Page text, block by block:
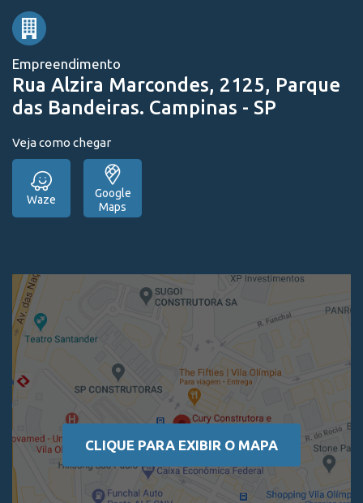
Empreendimento
Rua Alzira Marcondes, 2125, Parque
das Bandeiras. Campinas - SP
Veja como chegar
Waze
Google
Maps
CLIQUE PARA EXIBIR O MAPA